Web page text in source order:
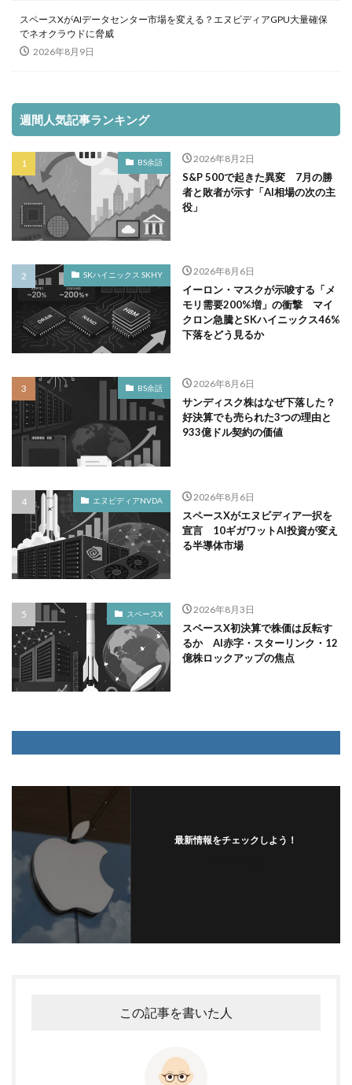
スペースXがAIデータセンター市場を変える？エヌビディアGPU大量確保
でネオクラウドに脅威
2026年8月9日
週間人気記事ランキング
BS余話 2026年8月2日
S&P 500で起きた異変 7月の勝
者と敗者が示す「AI相場の次の主
役」
SKハイニックス SKHY 2026年8月6日
イーロン・マスクが示唆する「メ
モリ需要200%増」の衝撃 マイ
クロン急騰とSKハイニックス46%
下落をどう見るか
BS余話 2026年8月6日
サンディスク株はなぜ下落した？
好決算でも売られた3つの理由と
933億ドル契約の価値
エヌビディアNVDA 2026年8月6日
スペースXがエヌビディア一択を
宣言 10ギガワットAI投資が変え
る半導体市場
スペースX 2026年8月3日
スペースX初決算で株価は反転す
るか AI赤字・スターリンク・12
億株ロックアップの焦点
最新情報をチェックしよう！
この記事を書いた人